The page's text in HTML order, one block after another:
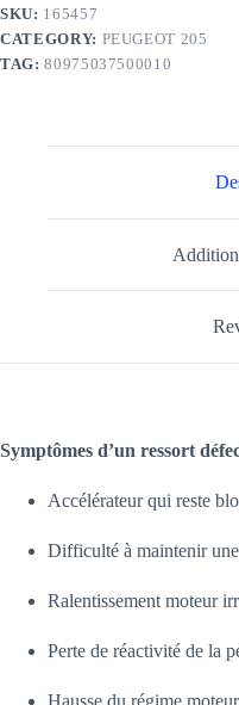
SKU: 165457
CATEGORY: PEUGEOT 205
TAG:80975037500010
Symptômes d’un ressort
Accélérateur qui reste
Difficulté à maintenir une
Ralentissement moteur
Perte de réactivité de la
Hausse du régime